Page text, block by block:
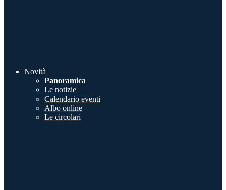
Novità
Panoramica
Le notizie
Calendario eventi
Albo online
Le circolari